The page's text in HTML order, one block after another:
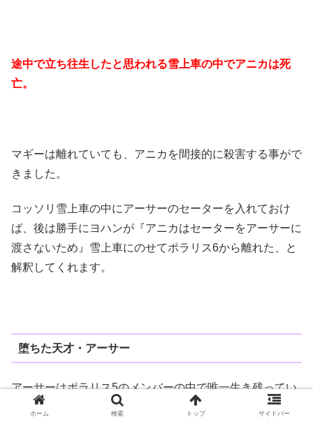
途中で立ち往生したと思われる雪上車の中でアニカは死
亡。
マギーは離れていても、アニカを間接的に殺害する事がで
きました。
コッソリ雪上車の中にアーサーのセーターを入れておけ
ば、後は勝手にヨハンが『アニカはセーターをアーサーに
渡さないため』雪上車にのせてポラリス6から離れた、と
解釈してくれます。
堕ちた天才・アーサー
アーサーはポラリス5のメンバーの中で唯一生き残ってい
る人物です。
ホーム 検索 トップ サイドバー